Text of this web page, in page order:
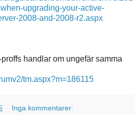
upgrading-your-active-
2008-and-2008-r2.aspx
handlar om ungefär samma
tm.aspx?m=186115
Inga kommentarer: